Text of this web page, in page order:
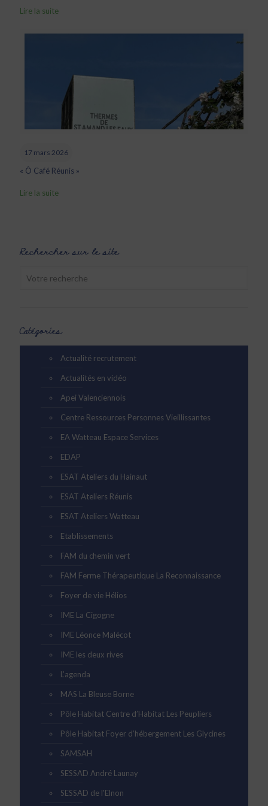
Lire la suite
17 mars 2026
« Ô Café Réunis »
Lire la suite
Rechercher sur le site
Catégories
Actualité recrutement
Actualités en vidéo
Apei Valenciennois
Centre Ressources Personnes Vieillissantes
EA Watteau Espace Services
EDAP
ESAT Ateliers du Hainaut
ESAT Ateliers Réunis
ESAT Ateliers Watteau
Etablissements
FAM du chemin vert
FAM Ferme Thérapeutique La Reconnaissance
Foyer de vie Hélios
IME La Cigogne
IME Léonce Malécot
IME les deux rives
L’agenda
MAS La Bleuse Borne
Pôle Habitat Centre d’Habitat Les Peupliers
Pôle Habitat Foyer d’hébergement Les Glycines
SAMSAH
SESSAD André Launay
SESSAD de l'Elnon